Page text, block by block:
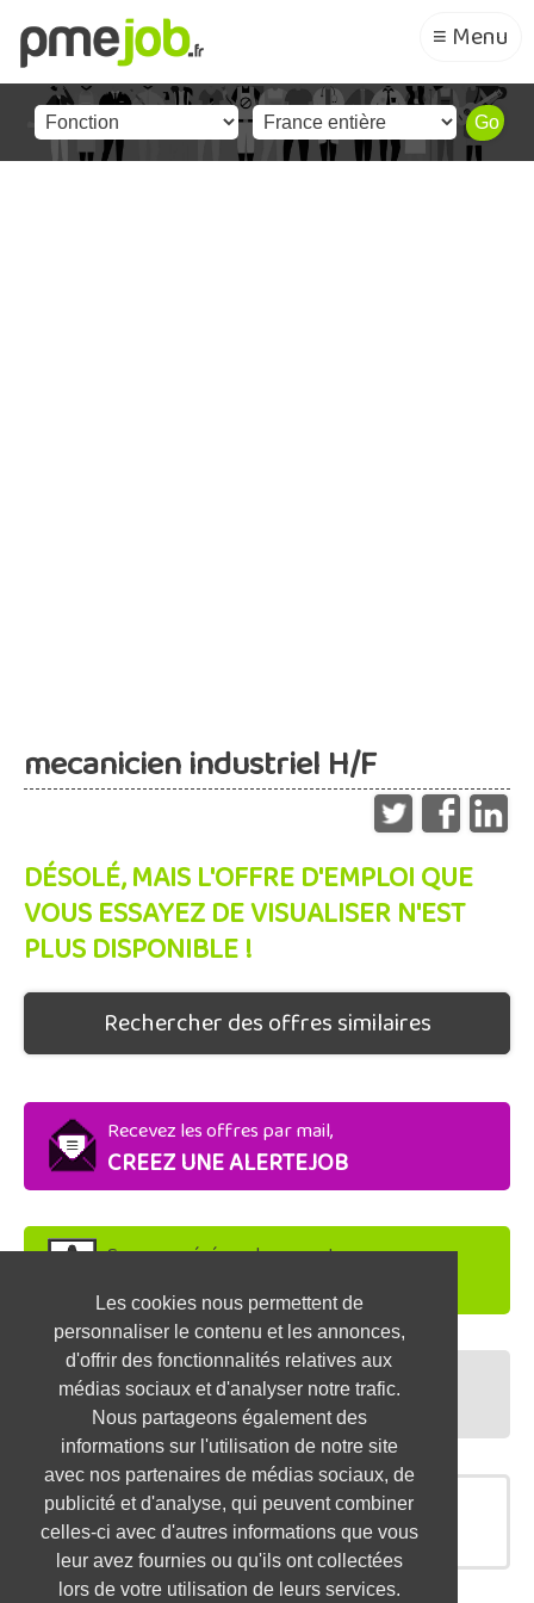
Les cookies nous permettent de
personnaliser le contenu et les annonces,
d'offrir des fonctionnalités relatives aux
médias sociaux et d'analyser notre trafic.
Nous partageons également des
informations sur l'utilisation de notre site
avec nos partenaires de médias sociaux, de
publicité et d'analyse, qui peuvent combiner
celles-ci avec d'autres informations que vous
leur avez fournies ou qu'ils ont collectées
lors de votre utilisation de leurs services.
≡ Menu
mecanicien industriel H/F
DÉSOLÉ, MAIS L'OFFRE D'EMPLOI QUE
VOUS ESSAYEZ DE VISUALISER N'EST
PLUS DISPONIBLE !
Rechercher des offres similaires
Recevez les offres par mail,
CREEZ UNE ALERTEJOB
Soyez repéré par les recruteurs,
DEPOSEZ VOTRE CV
Préparez vos entretiens,
TESTEZ-VOUS
OFFRES SIMILAIRES